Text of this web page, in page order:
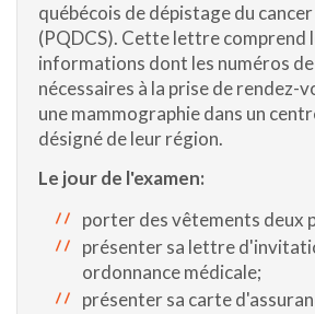
québécois de dépistage du cancer
(PQDCS). Cette lettre comprend
informations dont les numéros
nécessaires à la prise de rendez-
une mammographie dans un
désigné de leur région.
Le jour de l'examen:
porter des vêtements deux
présenter sa lettre
ordonnance médicale;
présenter sa carte